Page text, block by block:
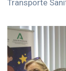
Transporte